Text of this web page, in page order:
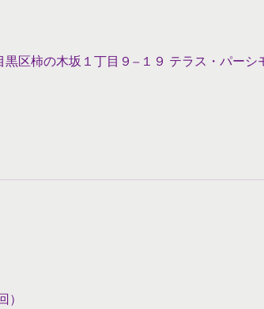
区柿の木坂１丁目９−１９ テラス・パーシ